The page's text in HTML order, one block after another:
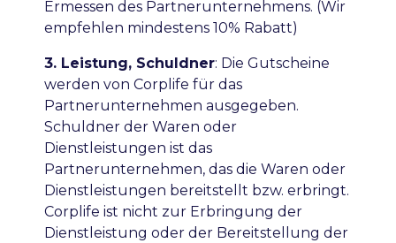
Ermessen des Partnerunternehmens. (Wir
empfehlen mindestens 10% Rabatt)
3. Leistung, Schuldner: Die Gutscheine
werden von Corplife für das
Partnerunternehmen ausgegeben.
Schuldner der Waren oder
Dienstleistungen ist das
Partnerunternehmen, das die Waren oder
Dienstleistungen bereitstellt bzw. erbringt.
Corplife ist nicht zur Erbringung der
Dienstleistung oder der Bereitstellung der